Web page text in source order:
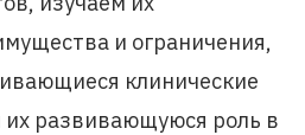
и ограничения,
клинические
развивающуюся роль в